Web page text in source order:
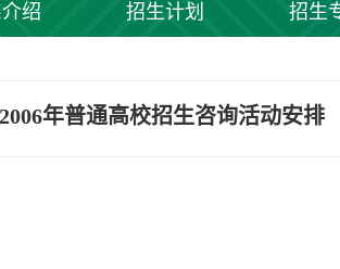
绍 招生计划 招生
年普通高校招生咨询活动安排